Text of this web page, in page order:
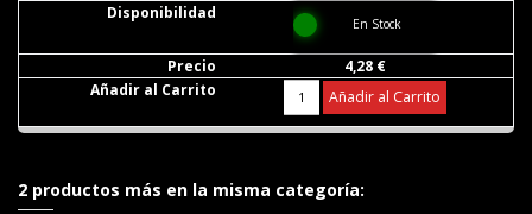
En Stock
4,28 €
Añadir al Carrito
2 productos más en la misma categoría: